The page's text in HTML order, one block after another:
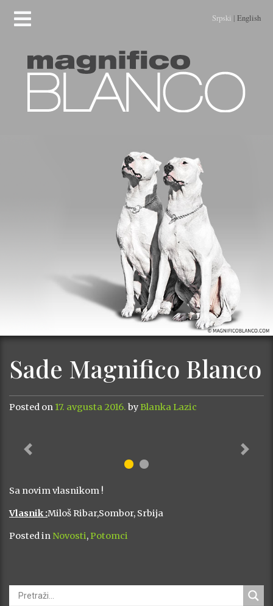
Srpski | English
Sade Magnifico Blanco
Posted on 17. avgusta 2016. by Blanka Lazic
Previous Next
Sa novim vlasnikom !
Vlasnik :Miloš Ribar,Sombor, Srbija
Posted in Novosti, Potomci